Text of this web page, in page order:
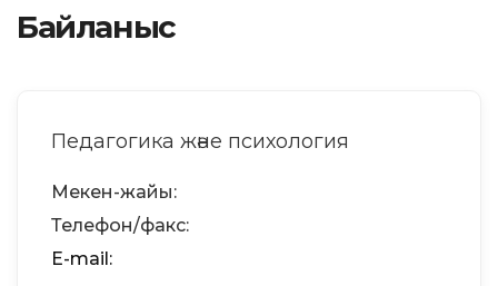
Байланыс
Педагогика және психология
Мекен-жайы:
Телефон/факс:
Е-mail: